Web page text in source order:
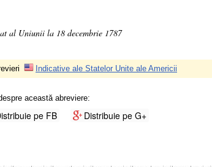
al Uniunii la 18 decembrie 1787
Indicative ale Statelor Unite ale Americii
această abreviere:
pe FB Distribuie pe G+